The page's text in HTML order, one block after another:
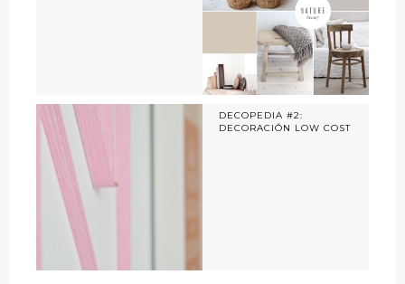
DECOPEDIA #2:
DECORACIÓN LOW COST